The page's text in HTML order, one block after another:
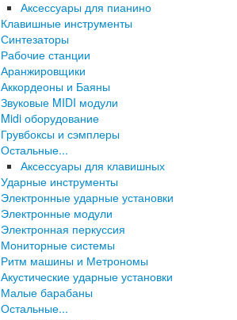
Аксессуары для пианино
Клавишные инструменты
Синтезаторы
Рабочие станции
Аранжировщики
Аккордеоны и Баяны
Звуковые MIDI модули
Midi оборудование
Грувбоксы и сэмплеры
Остальные...
Аксессуары для клавишных
Ударные инструменты
Электронные ударные установки
Электронные модули
Электронная перкуссия
Мониторные системы
Ритм машины и Метрономы
Акустические ударные установки
Малые барабаны
Остальные...